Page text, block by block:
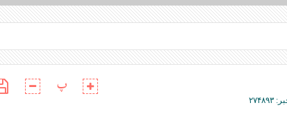
۲۷۴۸۹۳
پ